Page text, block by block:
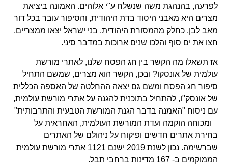
לפרעה, בהנהגת משה שנשלח ע"י אלוהים. האמונה ביציאת
מצרים היא מאבני היסוד בדת היהודית, והסיפור עובר בכל דור
מאב לבן, כחלק מהמסורת היהודית. בני ישראל יצאו ממצריים,
חצו את ים סוף והלכו שנים ארוכות במדבר סיני.
אז תשאלו מה הקשר בין חג הפסח שלנו, לאתרי מורשת
עולמית של אונסקו? ובכן, הקשר הוא מצרים, שמשם התחיל
סיפור חג הפסח ומשם גם יצאה ההחלטה של האספה הכללית
של אונסק"ו, להתחיל בתוכנית להגנה על אתרי מורשת עולמית,
עם ניסוח "האמנה בדבר הגנת המורשת הטבעית והתרבותית"
ומכוחה הוקמה ועדת המורשת העולמית, האחראית על
בחירת אתרים חדשים ופיקוח על ניהולם של האתרים
שברשימה. נכון לשנת 2019 ישנם 1121 אתרי מורשת עולמית
הממוקמים ב- 167 מדינות ברחבי תבל.